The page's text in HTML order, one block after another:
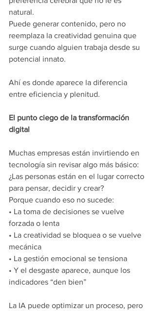
natural.
Puede generar contenido, pero no
reemplaza la creatividad genuina que
surge cuando alguien trabaja desde su
potencial innato.
Ahí es donde aparece la diferencia
entre eficiencia y plenitud.
El punto ciego de la transformación
digital
Muchas empresas están invirtiendo en
tecnología sin revisar algo más básico:
¿Las personas están en el lugar correcto
para pensar, decidir y crear?
Porque cuando eso no sucede:
•⁠ ⁠La toma de decisiones se vuelve
forzada o lenta
•⁠ ⁠La creatividad se bloquea o se vuelve
mecánica
•⁠ ⁠La gestión emocional se tensiona
•⁠ ⁠Y el desgaste aparece, aunque los
indicadores “den bien”
La IA puede optimizar un proceso, pero